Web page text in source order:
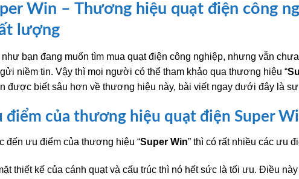
Win – Thương hiệu quạt điện công
lượng
như bạn đang muốn tìm mua quạt điện công nghiệp, nhưng vẫn
niềm tin. Vậy thì mọi người có thể tham khảo qua thương hiệu “
được biết sâu hơn về thương hiệu này, bài viết ngay dưới đây là
điểm của thương hiệu quạt điện Super
đến ưu điểm của thương hiệu “Super Win” thì có rất nhiều các ưu
thiết kế của cánh quạt và cấu trúc thì nó hết sức là tối ưu. Điều